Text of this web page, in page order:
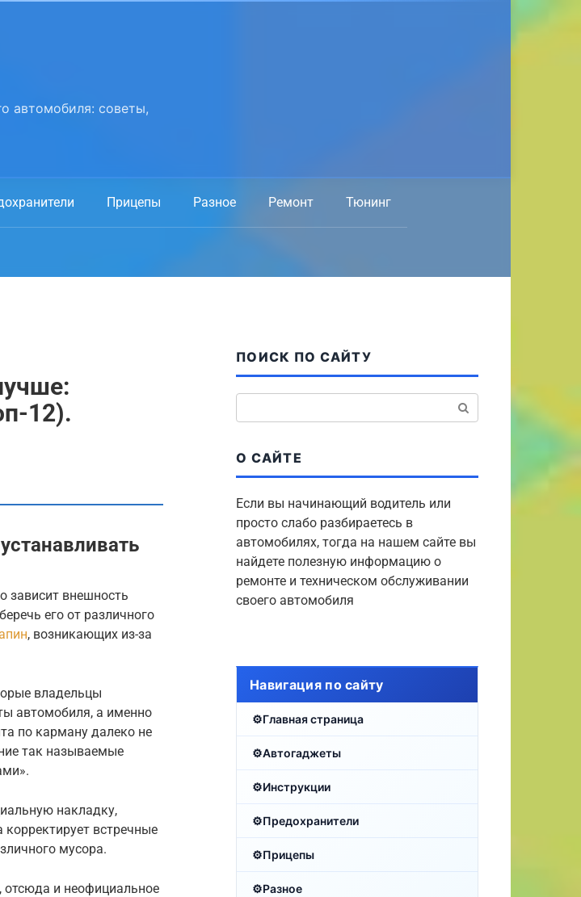
автомобиля: советы,
Прицепы Разное Ремонт Тюнинг
12).
зависит внешность
его от различного
, возникающих из-за
владельцы
автомобиля, а именно
по карману далеко не
так называемые
накладку,
корректирует встречные
мусора.
и неофициальное
ПОИСК ПО САЙТУ
О САЙТЕ
Если вы начинающий водитель или
просто слабо разбираетесь в
автомобилях, тогда на нашем сайте вы
найдете полезную информацию о
ремонте и техническом обслуживании
своего автомобиля
Навигация по сайту
Главная страница
Автогаджеты
Инструкции
Предохранители
Прицепы
Разное